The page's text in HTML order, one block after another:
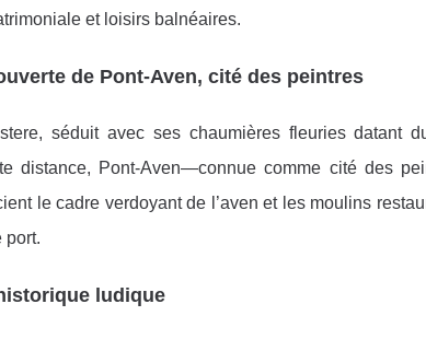
et loisirs balnéaires.
de Pont-Aven, cité des peintres
séduit avec ses chaumières fleuries datant
distance, Pont-Aven—connue comme cité des
le cadre verdoyant de l’aven et les moulins
port.
ludique